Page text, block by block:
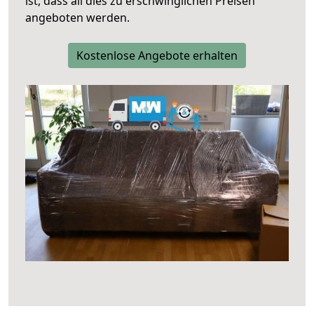
angeboten werden.
Kostenlose Angebote erhalten